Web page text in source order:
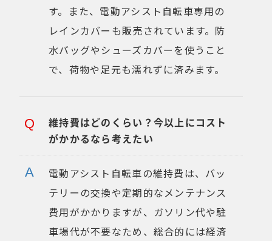
す。また、電動アシスト自転車専用の
レインカバーも販売されています。防
水バッグやシューズカバーを使うこと
で、荷物や足元も濡れずに済みます。
維持費はどのくらい？今以上にコスト
がかかるなら考えたい
電動アシスト自転車の維持費は、バッ
テリーの交換や定期的なメンテナンス
費用がかかりますが、ガソリン代や駐
車場代が不要なため、総合的には経済